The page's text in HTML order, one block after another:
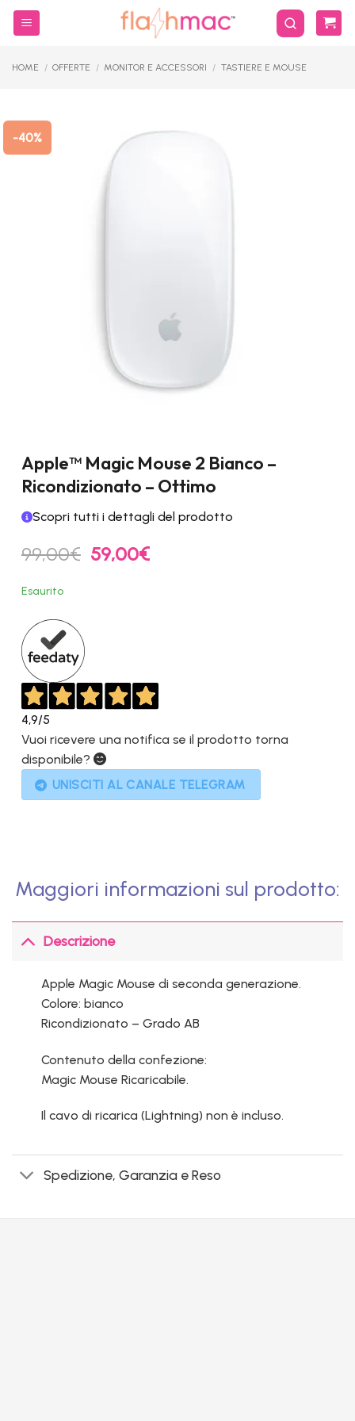
Salta
HOME / OFFERTE / MONITOR E ACCESSORI / TASTIERE E MOUSE
-40%
Apple™ Magic Mouse 2 Bianco –
Ricondizionato – Ottimo
Scopri tutti i dettagli del prodotto
99,00€ Il
prezzo
59,00€Il
Esaurito
4,9/5
Vuoi ricevere una notifica se il prodotto torna
disponibile?
UNISCITI AL CANALE TELEGRAM
Maggiori informazioni sul prodotto:
Descrizione
Apple Magic Mouse di seconda generazione.
Colore: bianco
Ricondizionato – Grado AB
Contenuto della confezione:
Magic Mouse Ricaricabile.
Il cavo di ricarica (Lightning) non è incluso.
Spedizione, Garanzia e Reso